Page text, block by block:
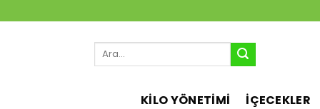
atla
Ara:
KİLO YÖNETİMİ İÇECEKLER